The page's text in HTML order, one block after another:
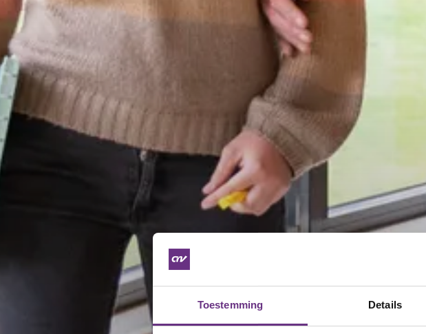
Toestemming Details